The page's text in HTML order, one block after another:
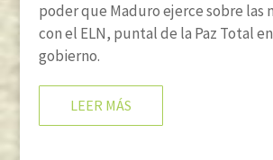
poder que Maduro ejerce sobre las
con el ELN, puntal de la Paz Total
gobierno.
LEER MÁS